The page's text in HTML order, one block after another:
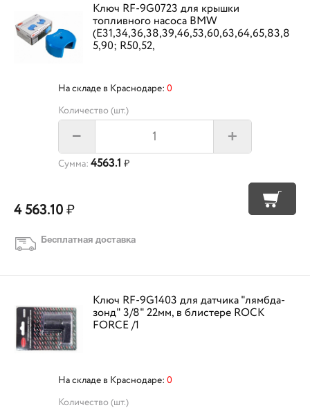
Ключ RF-9G0723 для крышки
топливного насоса BMW
(Е31,34,36,38,39,46,53,60,63,64,65,83,8
5,90; R50,52,
На складе в Краснодаре: 0
Количество (шт.)
– +
Сумма: 4563.1 ₽
4 563.10₽
Бесплатная доставка
Ключ RF-9G1403 для датчика "лямбда-
зонд" 3/8" 22мм, в блистере ROCK
FORCE /1
На складе в Краснодаре: 0
Количество (шт.)